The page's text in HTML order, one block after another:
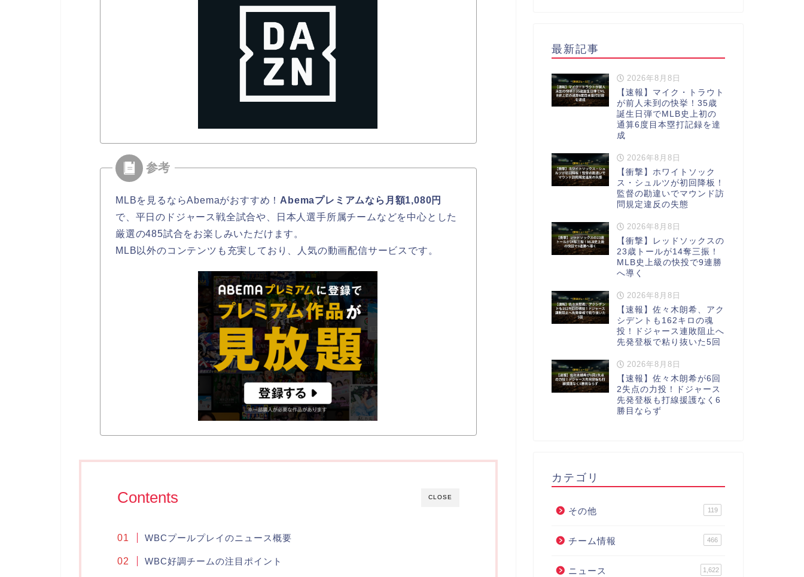
MLBを見るならAbemaがおすすめ！ Abemaプレミアムなら月額1,080円
で、平日のドジャース戦全試合や、日本人選手所属チームなどを中心とした
厳選の485試合をお楽しみいただけます。
MLB以外のコンテンツも充実しており、人気の動画配信サービスです。
CLOSE
Contents
WBCプールプレイのニュース概要
WBC好調チームの注目ポイント
最新記事
2026年8月8日
【速報】マイク・トラウト
が前人未到の快挙！35歳
誕生日弾でMLB史上初の
通算6度目本塁打記録を達
成
2026年8月8日
【衝撃】ホワイトソック
ス・シュルツが初回降板！
監督の勘違いでマウンド訪
問規定違反の失態
2026年8月8日
【衝撃】レッドソックスの
23歳トールが14奪三振！
MLB史上級の快投で9連勝
へ導く
2026年8月8日
【速報】佐々木朗希、アク
シデントも162キロの魂
投！ドジャース連敗阻止へ
先発登板で粘り抜いた5回
2026年8月8日
【速報】佐々木朗希が6回
2失点の力投！ドジャース
先発登板も打線援護なく6
勝目ならず
カテゴリ
その他 119
チーム情報 466
ニュース 1,622